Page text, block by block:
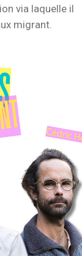
via laquelle il
migrant.